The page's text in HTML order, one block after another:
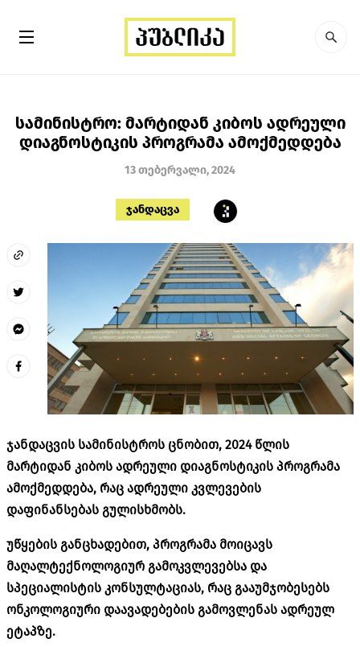
სამინისტრო: მარტიდან კიბოს ადრეული
დიაგნოსტიკის პროგრამა ამოქმედდება
13 თებერვალი, 2024
ჯანდაცვა
ჯანდაცვის სამინისტროს ცნობით, 2024 წლის
მარტიდან კიბოს ადრეული დიაგნოსტიკის პროგრამა
ამოქმედდება, რაც ადრეული კვლევების
დაფინანსებას გულისხმობს.
უწყების განცხადებით, პროგრამა მოიცავს
მაღალტექნოლოგიურ გამოკვლევებსა და
სპეციალისტის კონსულტაციას, რაც გააუმჯობესებს
ონკოლოგიური დაავადებების გამოვლენას ადრეულ
ეტაპზე.